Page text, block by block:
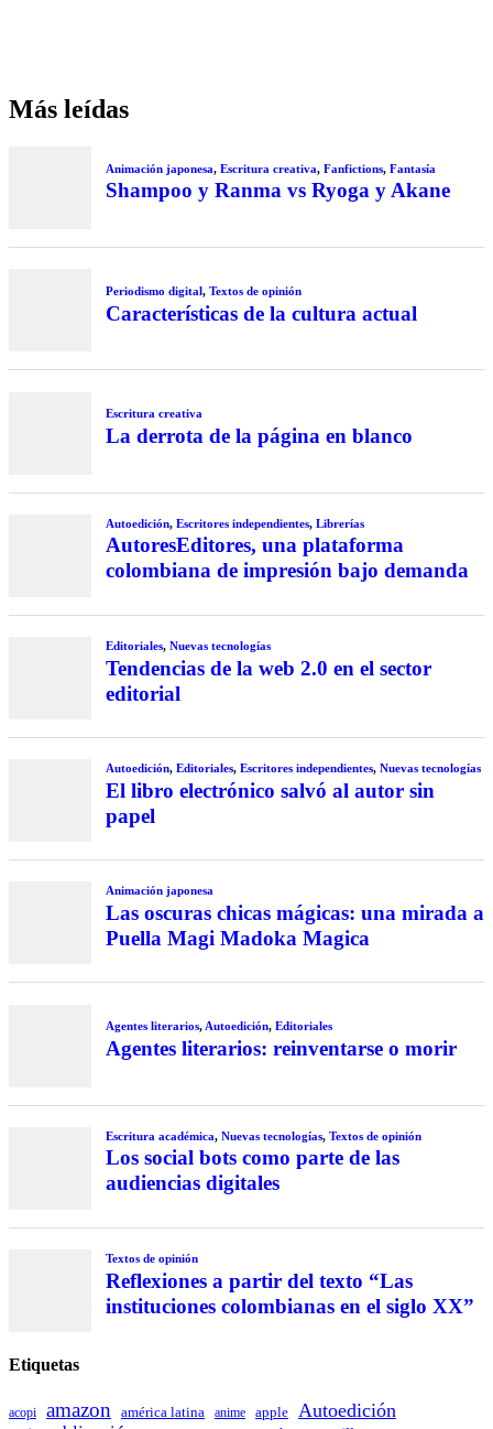
Más leídas
Animación japonesa, Escritura creativa, Fanfictions, Fantasía
Shampoo y Ranma vs Ryoga y Akane
Periodismo digital, Textos de opinión
Características de la cultura actual
Escritura creativa
La derrota de la página en blanco
Autoedición, Escritores independientes, Librerías
AutoresEditores, una plataforma
colombiana de impresión bajo demanda
Editoriales, Nuevas tecnologías
Tendencias de la web 2.0 en el sector
editorial
Autoedición, Editoriales, Escritores independientes, Nuevas tecnologías
El libro electrónico salvó al autor sin
papel
Animación japonesa
Las oscuras chicas mágicas: una mirada a
Puella Magi Madoka Magica
Agentes literarios, Autoedición, Editoriales
Agentes literarios: reinventarse o morir
Escritura académica, Nuevas tecnologías, Textos de opinión
Los social bots como parte de las
audiencias digitales
Textos de opinión
Reflexiones a partir del texto “Las
instituciones colombianas en el siglo XX”
Etiquetas
acopi amazon américa latina anime apple Autoedición